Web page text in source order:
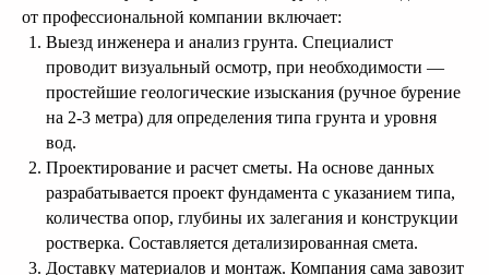
от профессиональной компании включает:
Выезд инженера и анализ грунта. Специалист
проводит визуальный осмотр, при необходимости —
простейшие геологические изыскания (ручное бурение
на 2-3 метра) для определения типа грунта и уровня
вод.
Проектирование и расчет сметы. На основе данных
разрабатывается проект фундамента с указанием типа,
количества опор, глубины их залегания и конструкции
ростверка. Составляется детализированная смета.
Доставку материалов и монтаж. Компания сама завозит
определить, какой
дом подходит Вам!
Оставьте заявку и в ближайшее время с
Вами свяжутся и подберут Вам проекты
подходящих домов